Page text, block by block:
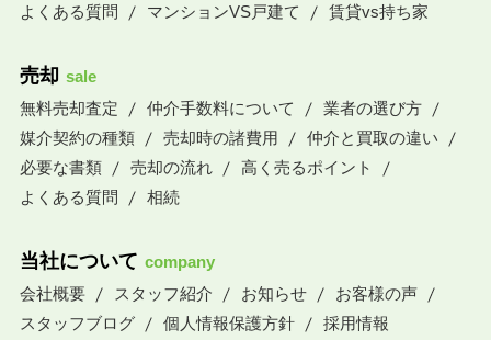
よくある質問
マンションVS戸建て 賃貸vs持ち家
売却 sale
無料売却査定
仲介手数料について
業者の選び方
媒介契約の種類
売却時の諸費用
仲介と買取の違い
必要な書類
売却の流れ
高く売るポイント
よくある質問
相続
当社について company
会社概要
スタッフ紹介 お知らせ
お客様の声
スタッフブログ
個人情報保護方針 採用情報